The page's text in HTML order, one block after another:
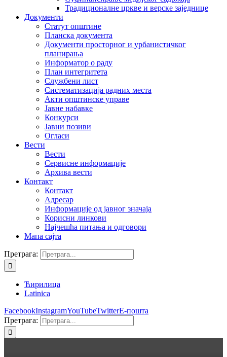
Традиционалне цркве и верске заједнице
Документи
Статут општине
Планска документа
Документи просторног и урбанистичког
планирања
Информатор о раду
План интегритета
Службени лист
Систематизација радних места
Акти општинске управе
Јавне набавке
Конкурси
Јавни позиви
Огласи
Вести
Вести
Сервисне информације
Архива вести
Контакт
Контакт
Адресар
Информације од јавног значаја
Корисни линкови
Најчешћа питања и одговори
Мапа сајта
Претрага:
Ћирилица
Latinica
FacebookInstagramYouTubeTwitterЕ-пошта
Претрага: